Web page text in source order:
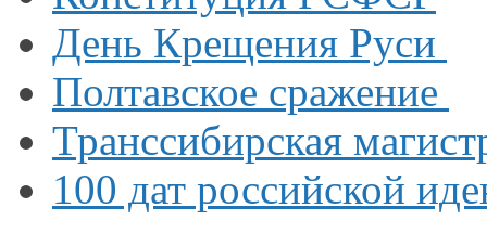
День Крещения Руси
Полтавское сражение
Транссибирская
100 дат российской